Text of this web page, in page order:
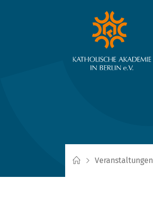
Veranstaltungen